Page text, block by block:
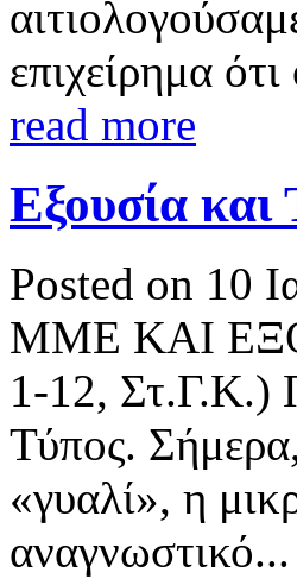
επιχείρημα
read more
Εξουσία
Posted on 10
ΜΜΕ ΚΑΙ
1-12, Στ.Γ.Κ.)
Τύπος.
«γυαλί», η
αναγνωστικό...